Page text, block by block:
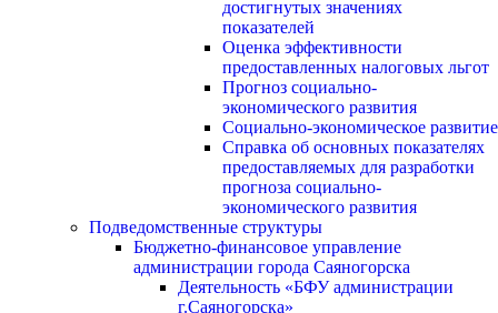
достигнутых значениях
показателей
Оценка эффективности
предоставленных налоговых льгот
Прогноз социально-
экономического развития
Социально-экономическое развитие
Справка об основных показателях
предоставляемых для разработки
прогноза социально-
экономического развития
Подведомственные структуры
Бюджетно-финансовое управление
администрации города Саяногорска
Деятельность «БФУ администрации
г.Саяногорска»